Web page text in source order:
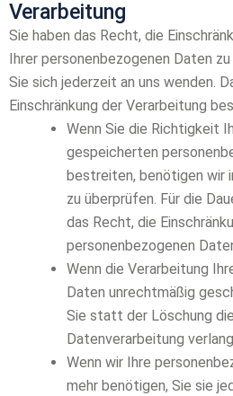
Verarbeitung
Sie haben das Recht, die
Ihrer personenbezogenen Daten
Sie sich jederzeit an uns wenden.
Einschränkung der Verarbeitung
Wenn Sie die Richtigkeit
gespeicherten
bestreiten, benötigen wir
zu überprüfen. Für die
das Recht, die
personenbezogenen
Wenn die Verarbeitung
Daten unrechtmäßig
Sie statt der Löschung
Datenverarbeitung
Wenn wir Ihre
mehr benötigen, Sie sie